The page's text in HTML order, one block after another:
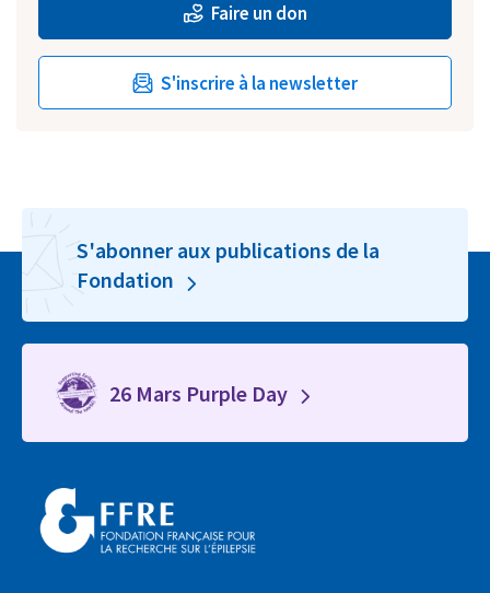
Faire un don
S'inscrire à la newsletter
S'abonner aux publications de la
Fondation
26 Mars Purple Day